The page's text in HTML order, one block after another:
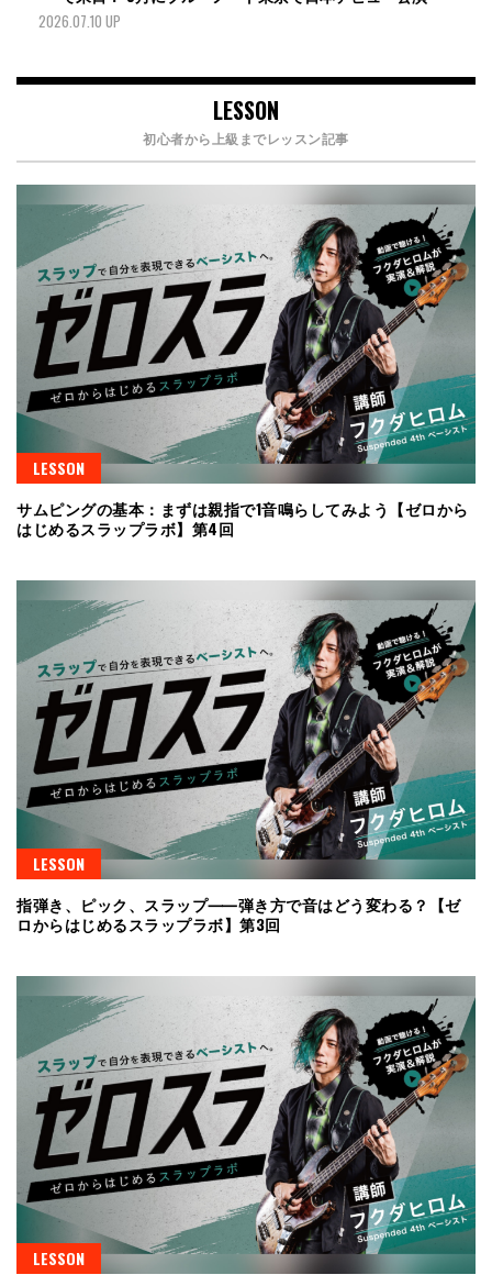
2026.07.10 UP
LESSON
初心者から上級までレッスン記事
LESSON
サムピングの基本：まずは親指で1音鳴らしてみよう【ゼロから
はじめるスラップラボ】第4回
LESSON
指弾き、ピック、スラップ⸺弾き方で音はどう変わる？【ゼ
ロからはじめるスラップラボ】第3回
LESSON